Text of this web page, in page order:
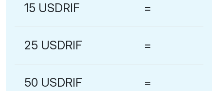
15 USDRIF =
25 USDRIF =
50 USDRIF =